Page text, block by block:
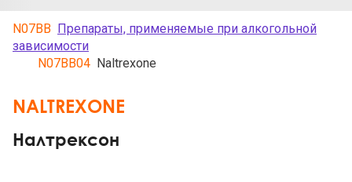
N07BB Препараты, применяемые при алкогольной
зависимости
N07BB04 Naltrexone
NALTREXONE
Налтрексон